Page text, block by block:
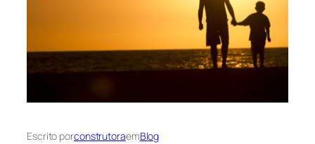
Escrito porconstrutoraemBlog